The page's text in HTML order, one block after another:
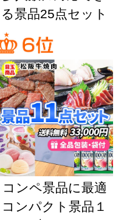
る景品25点セット
コンペ景品に最適
コンパクト景品１